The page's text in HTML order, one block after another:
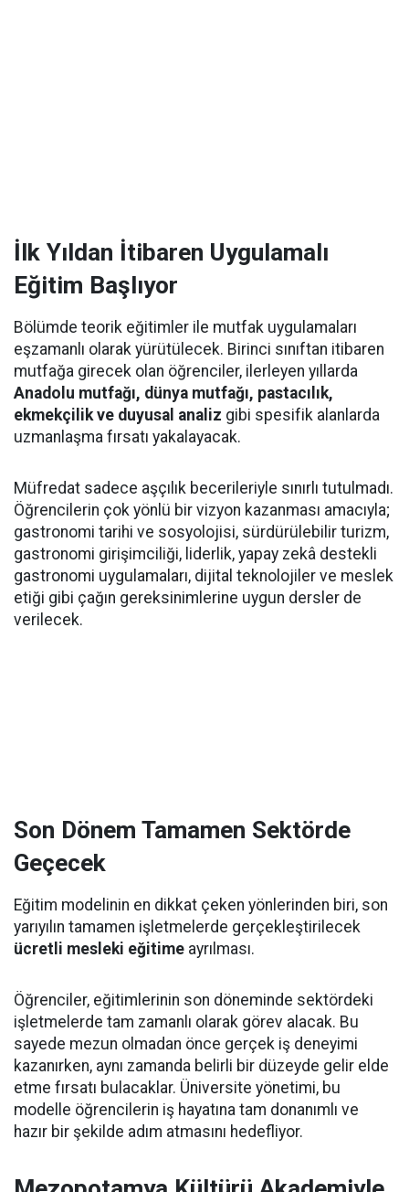
İlk Yıldan İtibaren Uygulamalı
Eğitim Başlıyor
Bölümde teorik eğitimler ile mutfak uygulamaları
eşzamanlı olarak yürütülecek. Birinci sınıftan itibaren
mutfağa girecek olan öğrenciler, ilerleyen yıllarda
Anadolu mutfağı, dünya mutfağı, pastacılık,
ekmekçilik ve duyusal analiz gibi spesifik alanlarda
uzmanlaşma fırsatı yakalayacak.
Müfredat sadece aşçılık becerileriyle sınırlı tutulmadı.
Öğrencilerin çok yönlü bir vizyon kazanması amacıyla;
gastronomi tarihi ve sosyolojisi, sürdürülebilir turizm,
gastronomi girişimciliği, liderlik, yapay zekâ destekli
gastronomi uygulamaları, dijital teknolojiler ve meslek
etiği gibi çağın gereksinimlerine uygun dersler de
verilecek.
Son Dönem Tamamen Sektörde
Geçecek
Eğitim modelinin en dikkat çeken yönlerinden biri, son
yarıyılın tamamen işletmelerde gerçekleştirilecek
ücretli mesleki eğitime ayrılması.
Öğrenciler, eğitimlerinin son döneminde sektördeki
işletmelerde tam zamanlı olarak görev alacak. Bu
sayede mezun olmadan önce gerçek iş deneyimi
kazanırken, aynı zamanda belirli bir düzeyde gelir elde
etme fırsatı bulacaklar. Üniversite yönetimi, bu
modelle öğrencilerin iş hayatına tam donanımlı ve
hazır bir şekilde adım atmasını hedefliyor.